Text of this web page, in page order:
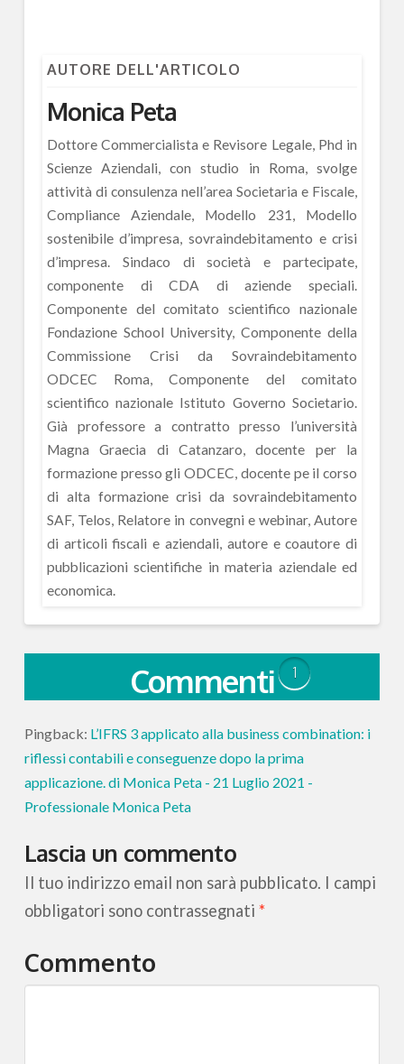
AUTORE DELL'ARTICOLO
Monica Peta
Dottore Commercialista e Revisore Legale, Phd in
Scienze Aziendali, con studio in Roma, svolge
attività di consulenza nell’area Societaria e Fiscale,
Compliance Aziendale, Modello 231, Modello
sostenibile d’impresa, sovraindebitamento e crisi
d’impresa. Sindaco di società e partecipate,
componente di CDA di aziende speciali.
Componente del comitato scientifico nazionale
Fondazione School University, Componente della
Commissione Crisi da Sovraindebitamento
ODCEC Roma, Componente del comitato
scientifico nazionale Istituto Governo Societario.
Già professore a contratto presso l’università
Magna Graecia di Catanzaro, docente per la
formazione presso gli ODCEC, docente pe il corso
di alta formazione crisi da sovraindebitamento
SAF, Telos, Relatore in convegni e webinar, Autore
di articoli fiscali e aziendali, autore e coautore di
pubblicazioni scientifiche in materia aziendale ed
economica.
Commenti 1
Pingback: L’IFRS 3 applicato alla business combination: i
riflessi contabili e conseguenze dopo la prima
applicazione. di Monica Peta - 21 Luglio 2021 -
Professionale Monica Peta
Lascia un commento
Il tuo indirizzo email non sarà pubblicato. I campi
obbligatori sono contrassegnati *
Commento